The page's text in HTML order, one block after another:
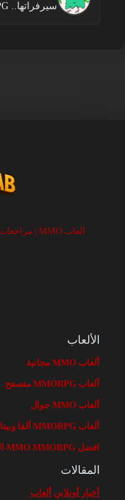
سيرفراتها.. MMORPG جديدة بنمط 2D
العاب MMO | مراجعات وأخبار ألعاب أونلاين وMMORPG العربية
الألعاب
ألعاب MMO مجانية
ألعاب MMORPG متصفح
ألعاب MMO جوال
ألعاب MMORPG ألفا وبيتا
افضل MMO MMORPG الألعاب
المقالات
أخبار أونلاين ألعاب